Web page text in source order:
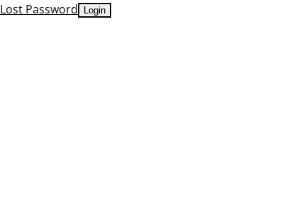
Lost Password